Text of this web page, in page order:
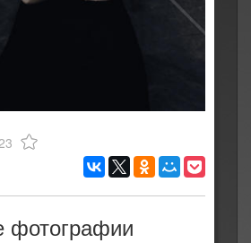
фотографии